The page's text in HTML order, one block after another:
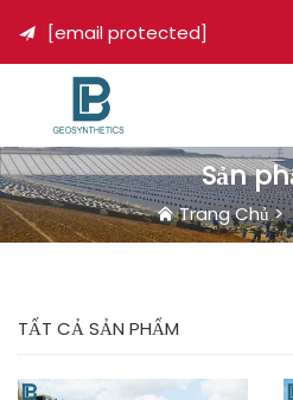
 [email protected]
Sản
Trang Chủ>
TẤT CẢ SẢN PHẨM